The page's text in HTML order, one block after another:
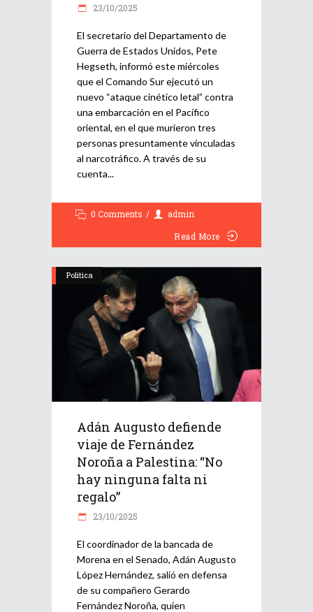
23/10/2025
El secretario del Departamento de
Guerra de Estados Unidos, Pete
Hegseth, informó este miércoles
que el Comando Sur ejecutó un
nuevo “ataque cinético letal” contra
una embarcación en el Pacífico
oriental, en el que murieron tres
personas presuntamente vinculadas
al narcotráfico. A través de su
cuenta
0 Comments
admin
Read More
Política
Adán Augusto defiende
viaje de Fernández
Noroña a Palestina: “No
hay ninguna falta ni
regalo”
23/10/2025
El coordinador de la bancada de
Morena en el Senado, Adán Augusto
López Hernández, salió en defensa
de su compañero Gerardo
Fernández Noroña, quien